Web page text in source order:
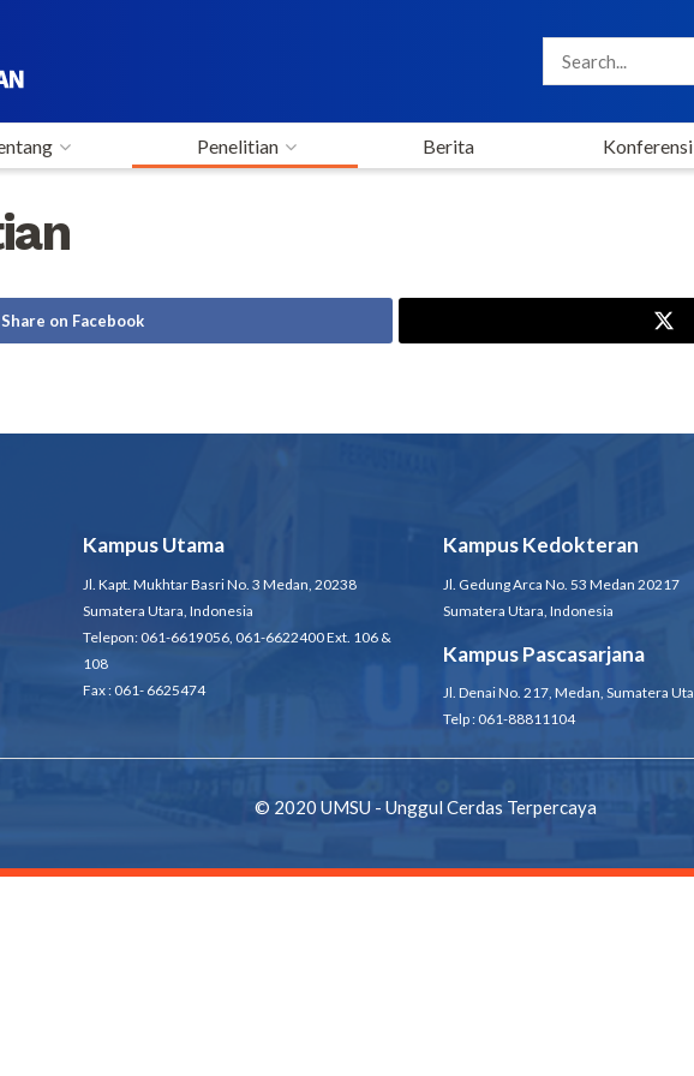
Penelitian Berita Konferensi
Share on Facebook
Kampus Utama
Jl. Kapt. Mukhtar Basri No. 3 Medan, 20238
Sumatera Utara, Indonesia
Telepon: 061-6619056, 061-6622400 Ext. 106 &
108
Fax : 061- 6625474
Kampus Kedokteran
Jl. Gedung Arca No. 53 Medan 20217
Sumatera Utara, Indonesia
Kampus Pascasarjana
Jl. Denai No. 217, Medan, Sumatera
Telp : 061-88811104
© 2020 UMSU - Unggul Cerdas Terpercaya